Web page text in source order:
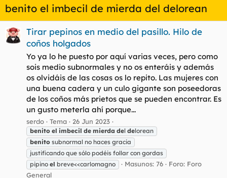
benito el imbecil de mierda del delorean
Tirar pepinos en medio del pasillo. Hilo de
coños holgados
Yo ya lo he puesto por aquí varias veces, pero como
sois medio subnormales y no os enteráis y además
os olvidáis de las cosas os lo repito. Las mujeres con
una buena cadera y un culo gigante son poseedoras
de los coños más prietos que se pueden encontrar. Es
un gusto meterla ahí porque...
serdo Tema 26 Jun 2023
benito el imbecil de mierda del delorean
benito subnormal no haces gracia
justificando que sólo podéis follar con gordas
pipino el breve<<carlomagno Masunos: 76 Foro: Foro
General